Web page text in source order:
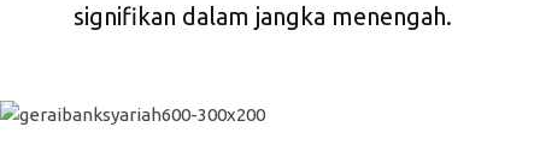
signifikan dalam jangka menengah.